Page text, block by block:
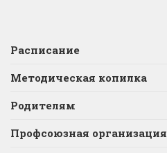
Расписание
Методическая копилка
Родителям
Профсоюзная организация